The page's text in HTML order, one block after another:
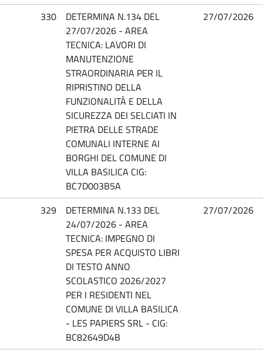
330
DETERMINA N.134 DEL
27/07/2026 - AREA
TECNICA: LAVORI DI
MANUTENZIONE
STRAORDINARIA PER IL
RIPRISTINO DELLA
FUNZIONALITÀ E DELLA
SICUREZZA DEI SELCIATI IN
PIETRA DELLE STRADE
COMUNALI INTERNE AI
BORGHI DEL COMUNE DI
VILLA BASILICA CIG:
BC7D003B5A
27/07/2026
329
DETERMINA N.133 DEL
24/07/2026 - AREA
TECNICA: IMPEGNO DI
SPESA PER ACQUISTO LIBRI
DI TESTO ANNO
SCOLASTICO 2026/2027
PER I RESIDENTI NEL
COMUNE DI VILLA BASILICA
- LES PAPIERS SRL - CIG:
BC82649D4B
27/07/2026